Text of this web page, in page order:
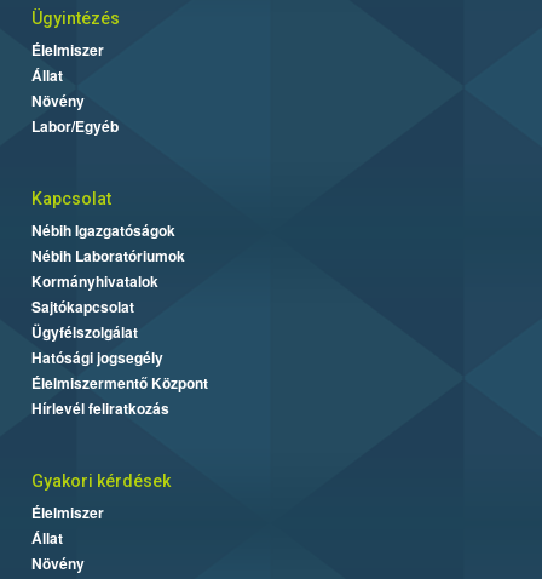
Ügyintézés
Élelmiszer
Állat
Növény
Labor/Egyéb
Kapcsolat
Nébih Igazgatóságok
Nébih Laboratóriumok
Kormányhivatalok
Sajtókapcsolat
Ügyfélszolgálat
Hatósági jogsegély
Élelmiszermentő Központ
Hírlevél feliratkozás
Gyakori kérdések
Élelmiszer
Állat
Növény